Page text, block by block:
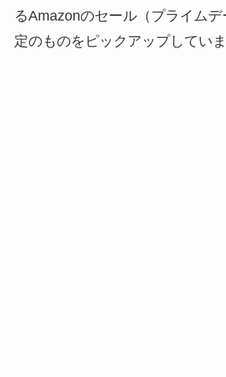
るAmazonのセール（プライム
定のものをピックアップしていま